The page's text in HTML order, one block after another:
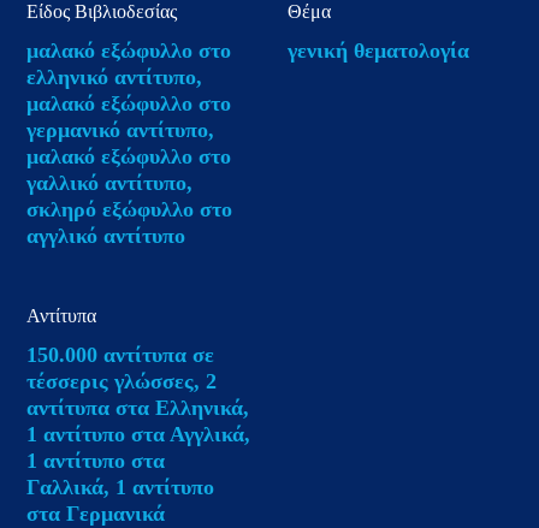
Είδος Βιβλιοδεσίας
μαλακό εξώφυλλο στο
ελληνικό αντίτυπο,
μαλακό εξώφυλλο στο
γερμανικό αντίτυπο,
μαλακό εξώφυλλο στο
γαλλικό αντίτυπο,
σκληρό εξώφυλλο στο
αγγλικό αντίτυπο
Θέμα
γενική θεματολογία
Αντίτυπα
150.000 αντίτυπα σε
τέσσερις γλώσσες, 2
αντίτυπα στα Ελληνικά,
1 αντίτυπο στα Αγγλικά,
1 αντίτυπο στα
Γαλλικά, 1 αντίτυπο
στα Γερμανικά